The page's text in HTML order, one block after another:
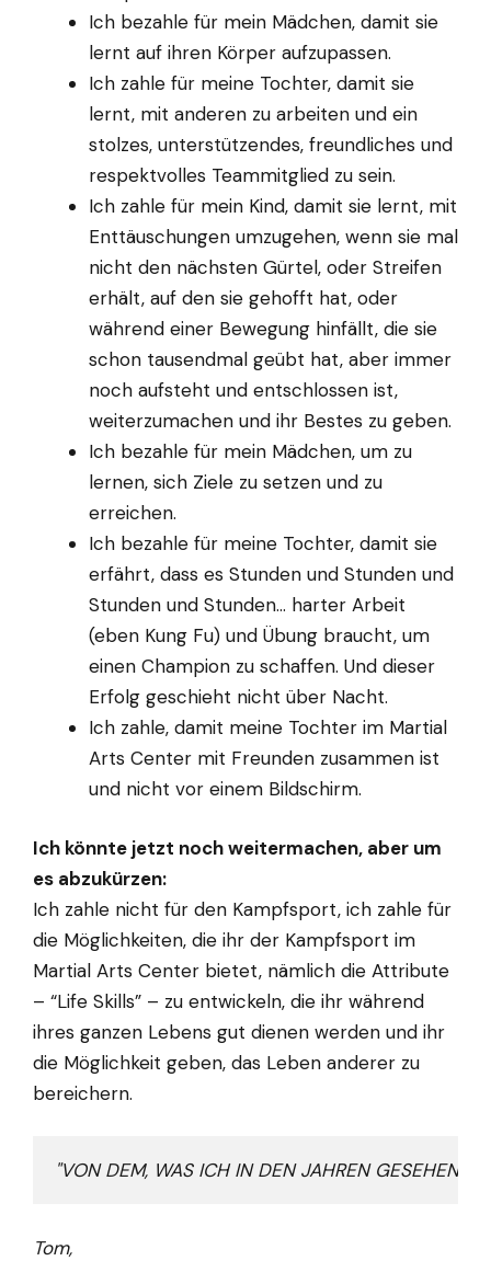
Ich bezahle für mein Mädchen, damit sie
lernt auf ihren Körper aufzupassen.
Ich zahle für meine Tochter, damit sie
lernt, mit anderen zu arbeiten und ein
stolzes, unterstützendes, freundliches und
respektvolles Teammitglied zu sein.
Ich zahle für mein Kind, damit sie lernt, mit
Enttäuschungen umzugehen, wenn sie mal
nicht den nächsten Gürtel, oder Streifen
erhält, auf den sie gehofft hat, oder
während einer Bewegung hinfällt, die sie
schon tausendmal geübt hat, aber immer
noch aufsteht und entschlossen ist,
weiterzumachen und ihr Bestes zu geben.
Ich bezahle für mein Mädchen, um zu
lernen, sich Ziele zu setzen und zu
erreichen.
Ich bezahle für meine Tochter, damit sie
erfährt, dass es Stunden und Stunden und
Stunden und Stunden… harter Arbeit
(eben Kung Fu) und Übung braucht, um
einen Champion zu schaffen. Und dieser
Erfolg geschieht nicht über Nacht.
Ich zahle, damit meine Tochter im Martial
Arts Center mit Freunden zusammen ist
und nicht vor einem Bildschirm.
Ich könnte jetzt noch weitermachen, aber um
es abzukürzen:
Ich zahle nicht für den Kampfsport, ich zahle für
die Möglichkeiten, die ihr der Kampfsport im
Martial Arts Center bietet, nämlich die Attribute
– “Life Skills” – zu entwickeln, die ihr während
ihres ganzen Lebens gut dienen werden und ihr
die Möglichkeit geben, das Leben anderer zu
bereichern.
"VON DEM, WAS ICH IN DEN JAHREN GESEHEN
Tom,